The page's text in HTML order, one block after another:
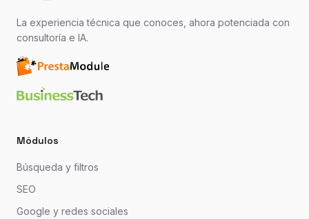
La experiencia técnica que conoces, ahora potenciada con
consultoría e IA.
Módulos
Búsqueda y filtros
SEO
Google y redes sociales